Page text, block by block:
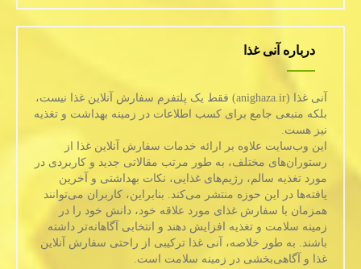
درباره آنی غذا
آنی غذا (anighaza.ir) فقط یک پلتفرم سفارش آنلاین غذا نیست،
بلکه منبعی جامع برای کسب اطلاعات در زمینه بهداشت و تغذیه
نیز هست.
این وب‌سایت علاوه بر ارائه خدمات سفارش آنلاین غذا از
رستوران‌های مختلف، به طور مرتب مقالاتی جدید و کاربردی در
مورد تغذیه سالم، رژیم‌های غذایی، نکات بهداشتی و آخرین
یافته‌ها در این حوزه منتشر می‌کند. بنابراین، کاربران می‌توانند
همزمان با سفارش غذای مورد علاقه خود، دانش خود را در
زمینه سلامت و تغذیه افزایش دهند و انتخابی آگاهانه‌تر داشته
باشند. به طور خلاصه، آنی غذا ترکیبی از راحتی سفارش آنلاین
غذا و آگاهی‌بخشی در زمینه سلامت است.